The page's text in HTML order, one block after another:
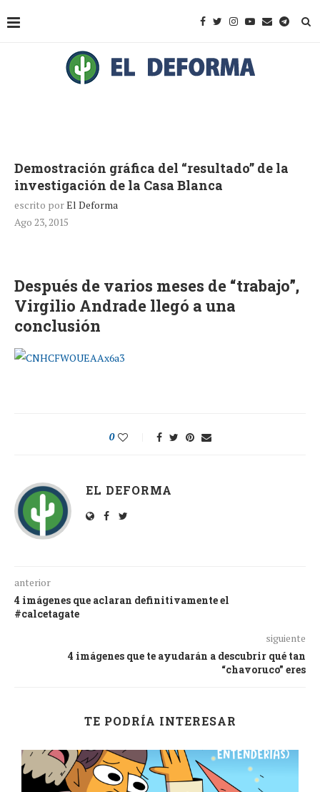
Demostración gráfica del “resultado” de la
investigación de la Casa Blanca
escrito porEl Deforma
Ago 23, 2015
Después de varios meses de “trabajo”,
Virgilio Andrade llegó a una
conclusión
0
EL DEFORMA
anterior
4 imágenes que aclaran definitivamente el
#calcetagate
siguiente
4 imágenes que te ayudarán a descubrir qué tan
“chavoruco” eres
TE PODRÍA INTERESAR